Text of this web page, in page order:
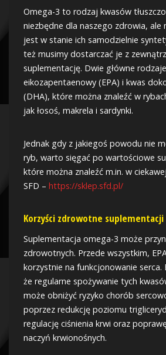
Omega-3 to rodzaj kwasów
niezbędne dla naszego zdrowia, ale
jest w stanie ich samodzielnie
też musimy dostarczać je z
suplementację. Dwie główne
eikozapentaenowy (EPA) i kwas
(DHA), które można znaleźć w
jak łosoś, makrela i sardynki.
Jednak gdy z jakiegoś powodu nie
ryb, warto sięgać po wartościowe
które można znaleźć m.in. w
SFD – https://sklep.sfd.pl/
Korzyści zdrowotne
Suplementacja omega-3 może
zdrowotnych. Przede wszystkim,
korzystnie na funkcjonowanie serca.
że regularne spożywanie tych
może obniżyć ryzyko chorób
poprzez redukcję poziomu
regulację ciśnienia krwi oraz
naczyń krwionośnych.